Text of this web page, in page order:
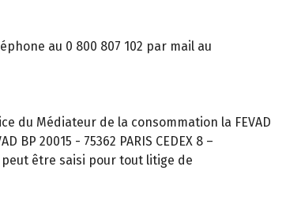
au 0 800 807 102 par mail au
du Médiateur de la consommation la FEVAD
20015 - 75362 PARIS CEDEX 8 –
être saisi pour tout litige de